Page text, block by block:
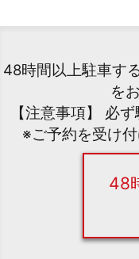
48時間以上駐車す
を
【注意事項】 必
※ご予約を受け
48